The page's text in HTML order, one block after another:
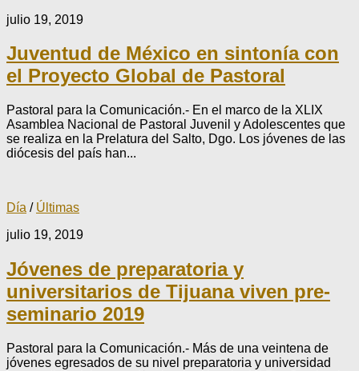
julio 19, 2019
Juventud de México en sintonía con
el Proyecto Global de Pastoral
Pastoral para la Comunicación.- En el marco de la XLIX
Asamblea Nacional de Pastoral Juvenil y Adolescentes que
se realiza en la Prelatura del Salto, Dgo. Los jóvenes de las
diócesis del país han...
Día / Últimas
julio 19, 2019
Jóvenes de preparatoria y
universitarios de Tijuana viven pre-
seminario 2019
Pastoral para la Comunicación.- Más de una veintena de
jóvenes egresados de su nivel preparatoria y universidad